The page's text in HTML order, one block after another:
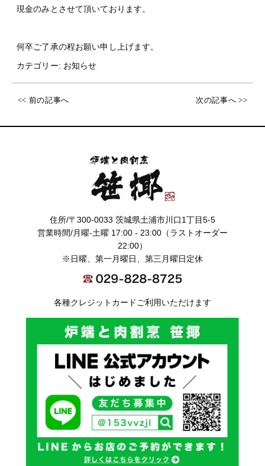
現金のみとさせて頂いております。
何卒ご了承の程お願い申し上げます。
カテゴリー: お知らせ
<< 前の記事へ 次の記事へ >>
住所/〒300-0033 茨城県土浦市川口1丁目5-5
営業時間/月曜-土曜 17:00 - 23:00（ラストオーダー
22:00）
※日曜、第一月曜日、第三月曜日定休
各種クレジットカードご利用いただけます